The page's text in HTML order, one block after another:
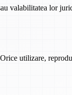
valabilitatea lor
utilizare,